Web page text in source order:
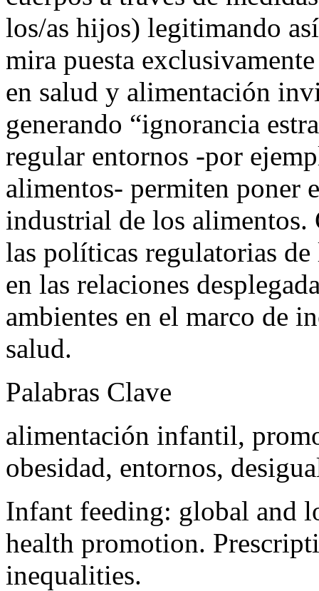
los/as hijos) legitimando
mira puesta
en salud y alimentación
generando “ignorancia
regular entornos -por
alimentos- permiten poner
industrial de los alimentos.
las políticas regulatorias
en las relaciones
ambientes en el marco de
salud.
Palabras Clave
alimentación infantil,
obesidad, entornos,
Infant feeding: global and
health promotion.
inequalities.